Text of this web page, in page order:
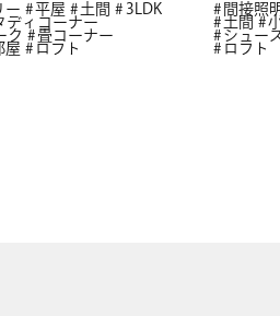
ー 平屋 土間
3LDK
ディコーナー
ク
畳コーナー
屋 ロフト
間接照
土間
シュー
ロフト